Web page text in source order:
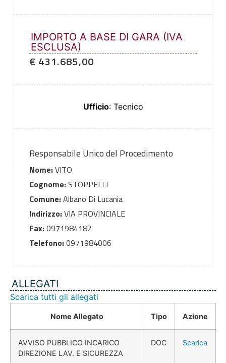
IMPORTO A BASE DI GARA (IVA
ESCLUSA)
€ 431.685,00
Ufficio: Tecnico
Responsabile Unico del Procedimento
Nome:VITO
Cognome:STOPPELLI
Comune:Albano Di Lucania
Indirizzo:VIA PROVINCIALE
Fax:0971984182
Telefono:0971984006
ALLEGATI
Scarica tutti gli allegati
Nome Allegato Tipo Azione
AVVISO PUBBLICO INCARICO
DIREZIONE LAV. E SICUREZZA
DOC Scarica